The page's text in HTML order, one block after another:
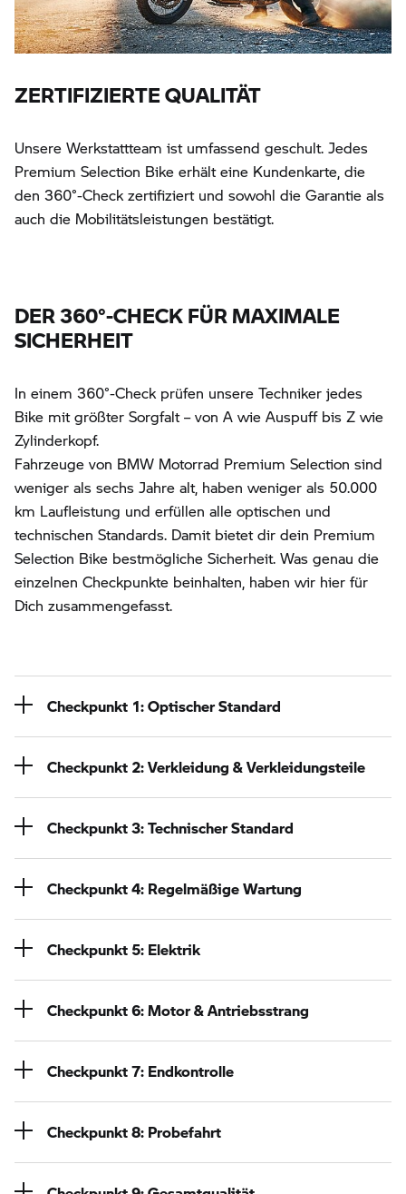
ZERTIFIZIERTE QUALITÄT
Unsere Werkstattteam ist umfassend geschult. Jedes
Premium Selection Bike erhält eine Kundenkarte, die
den 360°-Check zertifiziert und sowohl die Garantie als
auch die Mobilitätsleistungen bestätigt.
DER 360°-CHECK FÜR MAXIMALE
SICHERHEIT
In einem 360°-Check prüfen unsere Techniker jedes
Bike mit größter Sorgfalt – von A wie Auspuff bis Z wie
Zylinderkopf.
Fahrzeuge von BMW Motorrad Premium Selection sind
weniger als sechs Jahre alt, haben weniger als 50.000
km Laufleistung und erfüllen alle optischen und
technischen Standards. Damit bietet dir dein Premium
Selection Bike bestmögliche Sicherheit. Was genau die
einzelnen Checkpunkte beinhalten, haben wir hier für
Dich zusammengefasst.
Checkpunkt 1: Optischer Standard
Checkpunkt 2: Verkleidung & Verkleidungsteile
Checkpunkt 3: Technischer Standard
Checkpunkt 4: Regelmäßige Wartung
Checkpunkt 5: Elektrik
Checkpunkt 6: Motor & Antriebsstrang
Checkpunkt 7: Endkontrolle
Checkpunkt 8: Probefahrt